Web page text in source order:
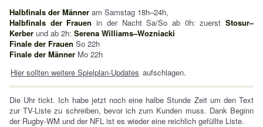
Halbfinals der Männer am Samstag 18h–24h,
Halbfinals der Frauen in der Nacht Sa/So ab 0h: zuerstStosur–
Kerber und ab 2h: Serena Williams–Wozniacki
Finale der Frauen So 22h
Finale der Männer Mo 22h
Hier sollten weitere Spielplan-Updates aufschlagen.
Die Uhr tickt. Ich habe jetzt noch eine halbe Stunde Zeit um den Text
zur TV-Liste zu schreiben, bevor ich zum Kunden muss. Dank Beginn
der Rugby-WM und der NFL ist es wieder eine reichlich gefüllte Liste.